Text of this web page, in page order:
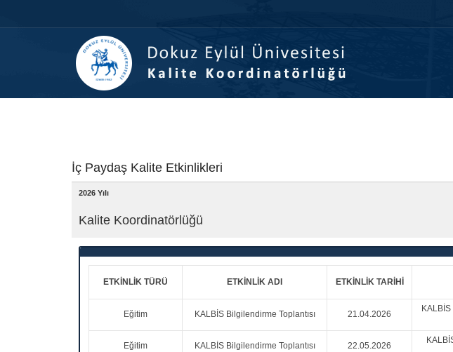
İç Paydaş Kalite Etkinlikleri
2026 Yılı
Kalite Koordinatörlüğü
ETKİNLİK TÜRÜ ETKİNLİK ADI ETKİNLİK TARİHİ
Eğitim KALBİS Bilgilendirme Toplantısı 21.04.2026
Eğitim KALBİS Bilgilendirme Toplantısı 22.05.2026